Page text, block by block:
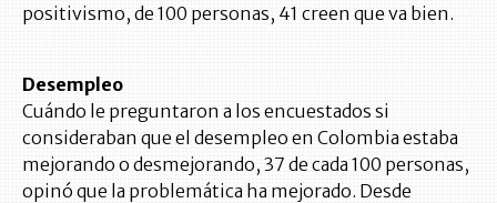
positivismo, de 100 personas, 41 creen que va bien.
Desempleo
Cuándo le preguntaron a los encuestados si
consideraban que el desempleo en Colombia estaba
mejorando o desmejorando, 37 de cada 100 personas,
opinó que la problemática ha mejorado. Desde